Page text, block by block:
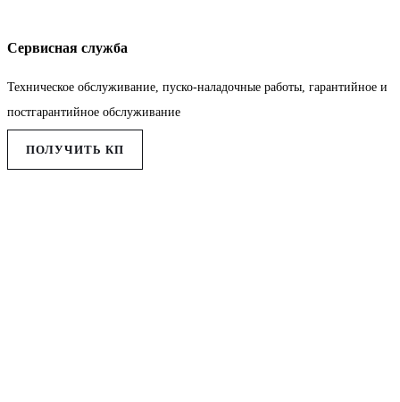
Сервисная служба
Техническое обслуживание, пуско-наладочные работы, гарантийное и
постгарантийное обслуживание
ПОЛУЧИТЬ КП